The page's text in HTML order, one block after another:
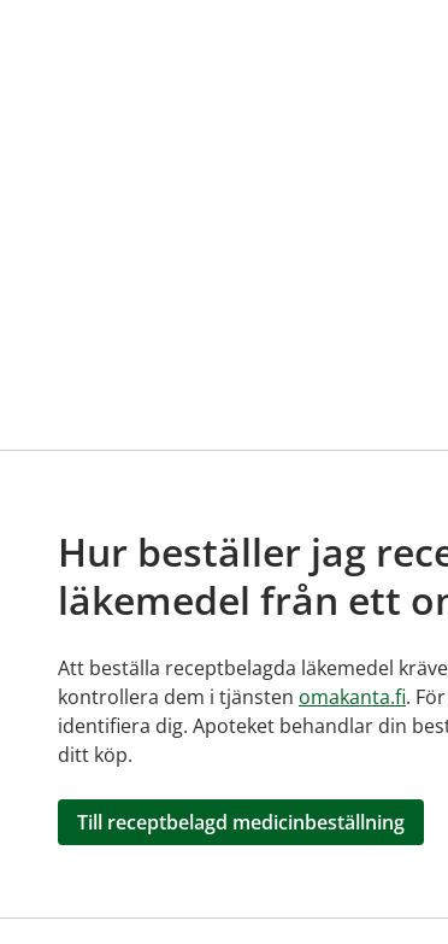
Hur beställer jag
läkemedel från ett
Att beställa receptbelagda läkemedel
kontrollera dem i tjänsten omakanta.fi.
identifiera dig. Apoteket behandlar din
ditt köp.
Till receptbelagd medicinbeställning